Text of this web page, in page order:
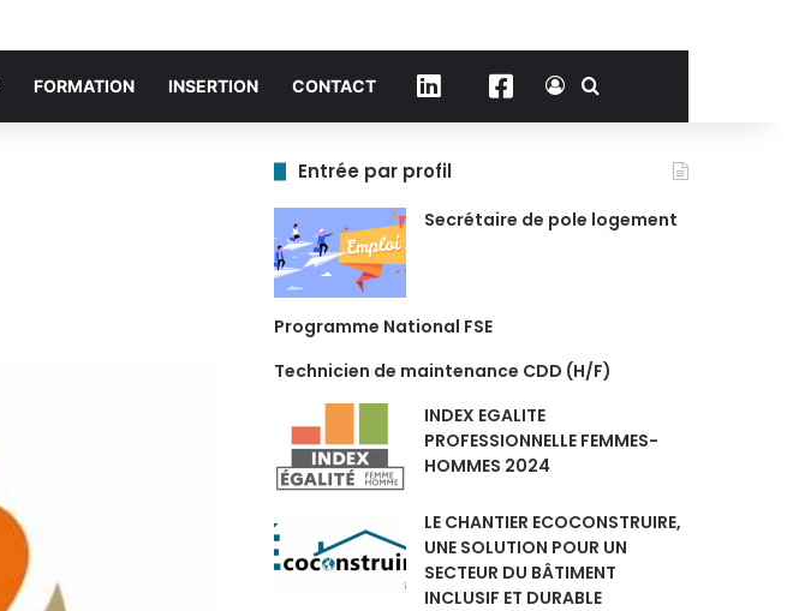
FORMATION INSERTION CONTACT Linkedin FacebookConnexion
Entrée par profil
Secrétaire de pole logement
Programme National FSE
Technicien de maintenance CDD (H/F)
INDEX EGALITE
PROFESSIONNELLE FEMMES-
HOMMES 2024
LE CHANTIER ECOCONSTRUIRE,
UNE SOLUTION POUR UN
SECTEUR DU BÂTIMENT
INCLUSIF ET DURABLE